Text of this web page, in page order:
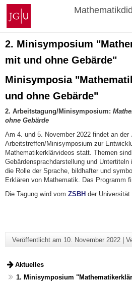
Zum
Inhalt
springen
Johannes
Gutenberg-
Universität
Mainz
2. Minisymposium
mit und ohne Gebärde"
Minisymposia
und ohne Gebärde"
2. Arbeitstagung/Minisymposium:
ohne Gebärde
Am 4. und 5. November 2022 findet an der
Arbeitstreffen/Minisymposium zur
Mathematikerklärvideos statt. Themen
Gebärdensprachdarstellung und
die Rolle der Sprache, bildhafter und
Erklären von Mathematik. Das Programm
Die Tagung wird vom ZSBH der Universität
Veröffentlicht am 10. November 2022|
Aktuelles
1. Minisymposium